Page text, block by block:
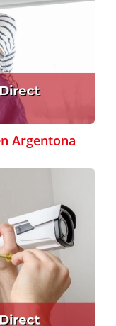
Argentona